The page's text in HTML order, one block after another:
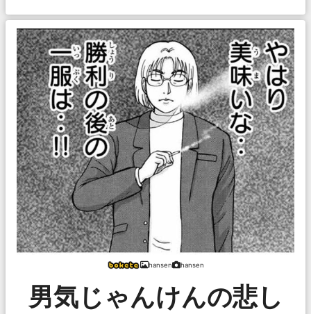
hansen hansen
男気じゃんけんの悲し